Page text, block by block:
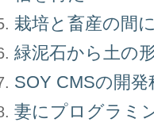
栽培と畜産の間
緑泥石から土の
SOY CMSの開発
妻にプログラミ